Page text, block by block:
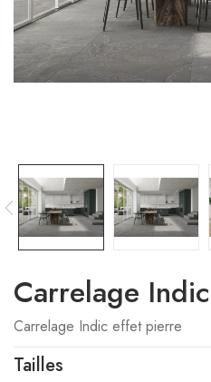
Carrelage Indic
Carrelage Indic effet pierre
Tailles